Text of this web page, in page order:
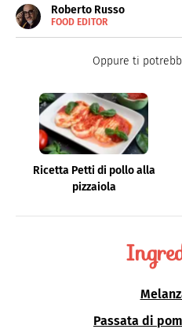
Roberto Russo
FOOD EDITOR
Roberto Russo unisce la
Oppure ti
Ricetta Petti di pollo alla
pizzaiola
Passata di